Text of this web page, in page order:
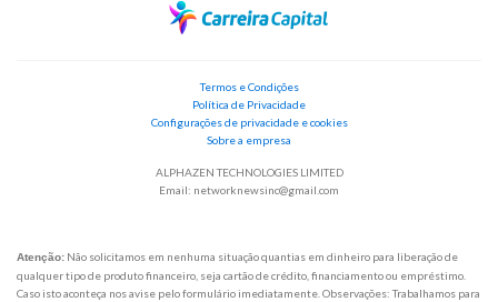
Termos e Condições
Política de Privacidade
Configurações de privacidade e cookies
Sobre a empresa
ALPHAZEN TECHNOLOGIES LIMITED
Email: networknewsinc@gmail.com
Atenção: Não solicitamos em nenhuma situação quantias em dinheiro para liberação de
qualquer tipo de produto financeiro, seja cartão de crédito, financiamento ou empréstimo.
Caso isto aconteça nos avise pelo formulário imediatamente. Observações: Trabalhamos para